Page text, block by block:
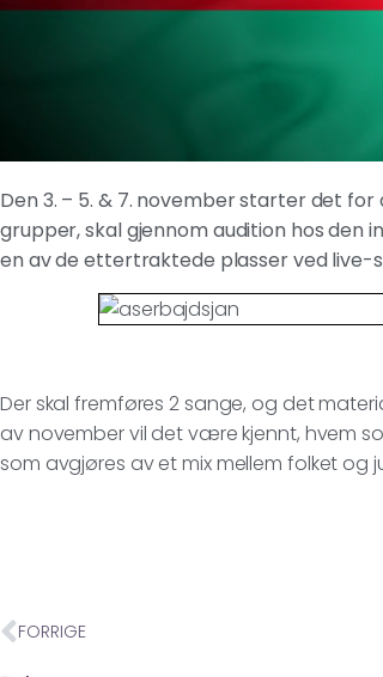
Den 3. – 5. & 7. november starter det for
grupper, skal gjennom audition hos den
en av de ettertraktede plasser ved live-
Der skal fremføres 2 sange, og det
av november vil det være kjennt, hvem
som avgjøres av et mix mellem folket og
FORRIGE